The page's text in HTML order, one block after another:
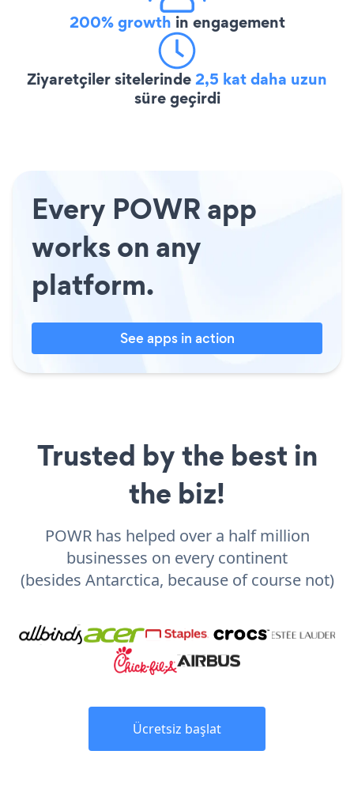
200% growth in engagement
Ziyaretçiler sitelerinde2,5 kat daha uzun
süre geçirdi
Every POWR app
works on any
platform.
See apps in action
Trusted by the best in
the biz!
POWR has helped over a half million
businesses on every continent
(besides Antarctica, because of course not)
Ücretsiz başlat